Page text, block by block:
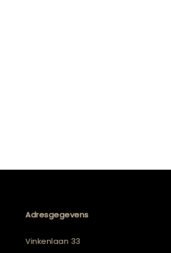
Adresgegevens
Vinkenlaan 33